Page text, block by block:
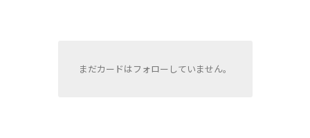
まだカードはフォローしていません。